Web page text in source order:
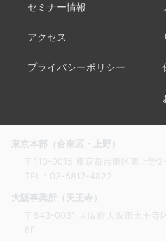
セミナー情報
アクセス
プライバシーポリシー
東京本部（台東区・上野）
〒110-0015 東京都台東区東上野
TEL： 03-5817-4822
大阪事業所（天王寺）
〒543-0031 大阪府大阪市天王寺
6F